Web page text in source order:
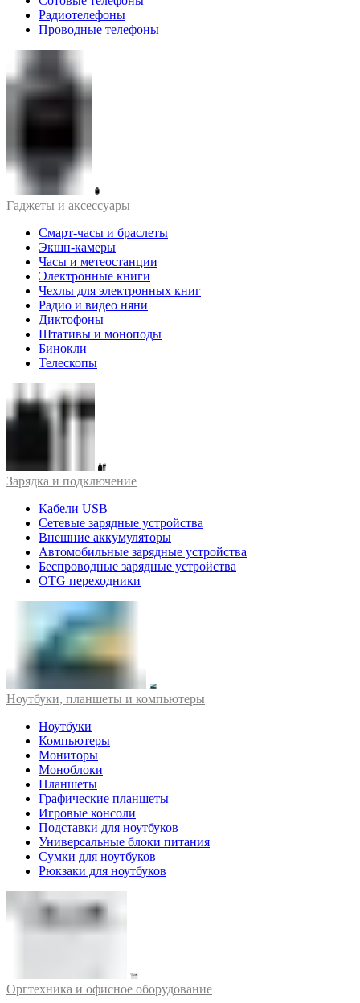
Радиотелефоны
Проводные телефоны
Гаджеты и аксессуары
Смарт-часы и браслеты
Экшн-камеры
Часы и метеостанции
Электронные книги
Чехлы для электронных книг
Радио и видео няни
Диктофоны
Штативы и моноподы
Бинокли
Телескопы
Зарядка и подключение
Кабели USB
Сетевые зарядные устройства
Внешние аккумуляторы
Автомобильные зарядные устройства
Беспроводные зарядные устройства
OTG переходники
Ноутбуки, планшеты и компьютеры
Ноутбуки
Компьютеры
Мониторы
Моноблоки
Планшеты
Графические планшеты
Игровые консоли
Подставки для ноутбуков
Универсальные блоки питания
Сумки для ноутбуков
Рюкзаки для ноутбуков
Оргтехника и офисное оборудование